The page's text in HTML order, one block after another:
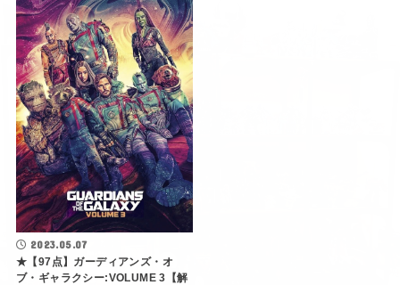
2023.05.07
★【97点】ガーディアンズ・オ
ブ・ギャラクシー:VOLUME 3【解